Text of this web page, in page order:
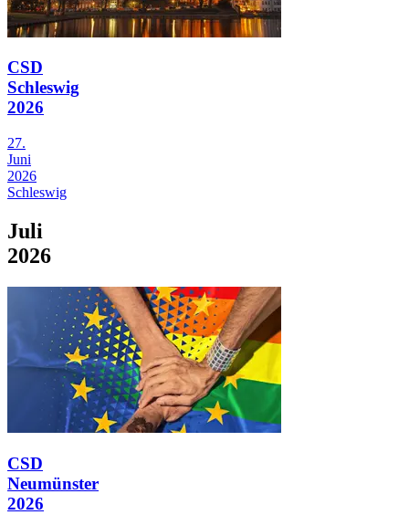
CSD
Schleswig
2026
27.
Juni
2026
Schleswig
Juli
2026
CSD
Neumünster
2026